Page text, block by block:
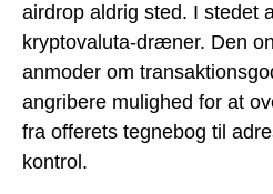
airdrop aldrig sted. I stedet
kryptovaluta-dræner. Den
anmoder om
angribere mulighed for at
fra offerets tegnebog til
kontrol.